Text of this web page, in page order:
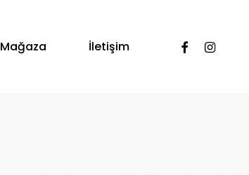
Mağaza İletişim FacebookInstagram